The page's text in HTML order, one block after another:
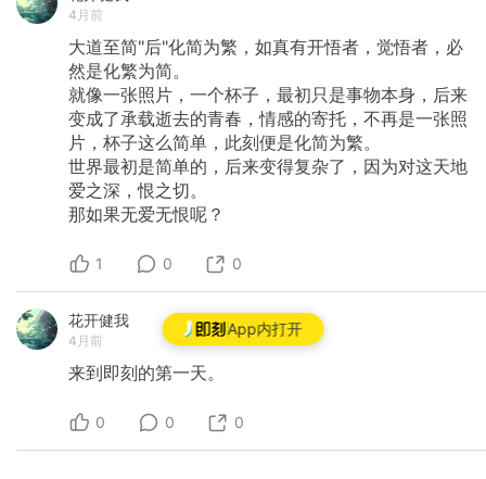
App内打开
4月前
大道至简"后"化简为繁，如真有开悟者，觉悟者，必
然是化繁为简。
​就像一张照片，一个杯子，最初只是事物本身，后来
变成了承载逝去的青春，情感的寄托，不再是一张照
片，杯子这么简单，此刻便是化简为繁。
​世界最初是简单的，后来变得复杂了，因为对这天地
爱之深，恨之切。
那如果无爱无恨呢？
1 0 0
花开健我
4月前
来到即刻的第一天。
0 0 0